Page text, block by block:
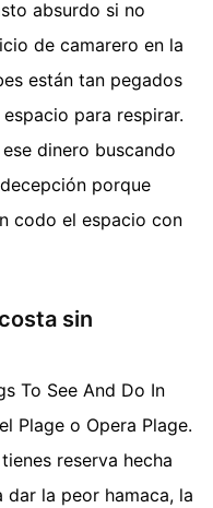
absurdo si no
de camarero en la
están tan pegados
para respirar.
dinero buscando
porque
codo el espacio con
sin
To See And Do In
Plage o Opera Plage.
reserva hecha
la peor hamaca, la